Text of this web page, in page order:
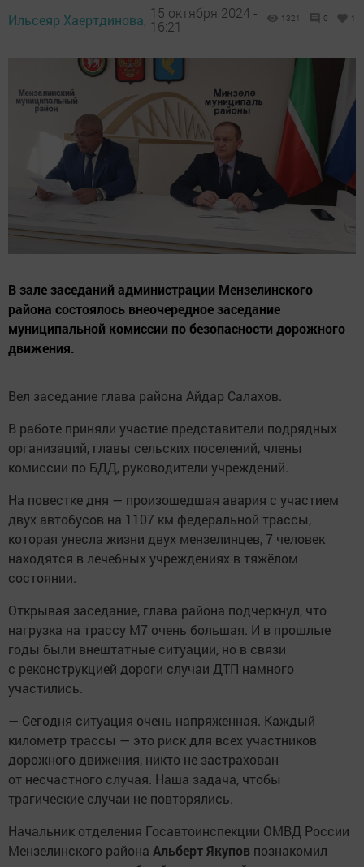
Ильсеяр Хаертдинова, 15 октября 2024 -
16:21
1321 0 1
В зале заседаний администрации Мензелинского
района состоялось внеочередное заседание
муниципальной комиссии по безопасности дорожного
движения.
Вел заседание глава района Айдар Салахов.
В работе приняли участие представители подрядных
организаций, главы сельских поселений, члены
комиссии по БДД, руководители учреждений.
На повестке дня — произошедшая авария с участием
двух автобусов на 1107 км федеральной трассы,
которая унесла жизни двух мензелинцев, 7 человек
находятся в лечебных учреждениях в тяжёлом
состоянии.
Открывая заседание, глава района подчеркнул, что
нагрузка на трассу М7 очень большая. И в прошлые
годы были внештатные ситуации, но в связи
с реконструкцией дороги случаи ДТП намного
участились.
— Сегодня ситуация очень напряженная. Каждый
километр трассы — это риск для всех участников
дорожного движения, никто не застрахован
от несчастного случая. Наша задача, чтобы
трагические случаи не повторялись.
Начальник отделения Госавтоинспекции ОМВД России
Мензелинского района Альберт Якупов познакомил